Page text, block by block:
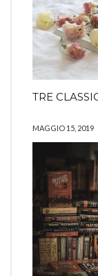
TRE
MAGGIO 15, 2019